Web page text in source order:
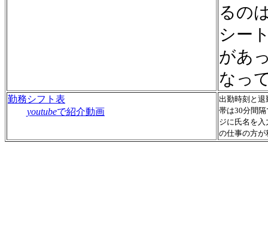
るの
シー
があ
なっ
勤務シフト表
youtubeで紹介動画
出勤時刻と退
帯は30分間
ジに氏名を
の仕事の方が